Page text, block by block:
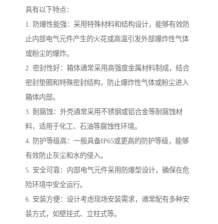
具有以下特点：
1. 防爆性能强：采用特殊材料和结构设计，能够有效防
止内部电气元件产生的火花或高温引发外部爆炸性气体
或粉尘的爆炸。
2. 密封性好：箱体通常采用高强度金属材料制成，结合
密封垫圈和特殊密封结构，防止爆炸性气体或粉尘进入
箱体内部。
3. 耐腐蚀：外壳通常采用不锈钢或铝合金等耐腐蚀材
料，适用于化工、石油等腐蚀性环境。
4. 防护等级高：一般具备IP65或更高的防护等级，能够
有效防止灰尘和水的侵入。
5. 安全可靠：内部电气元件采用防爆型设计，确保在危
险环境中安全运行。
6. 安装方便：设计考虑现场安装需求，通常配有多种安
装方式，如壁挂式、立柱式等。